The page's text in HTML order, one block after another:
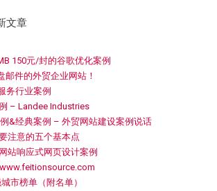
文章
150元/封的谷歌优化案例
邮件的外贸企业网站！
务行业案例
– Landee Industries
&经典案例 – 外贸网站建设案例说话
注意的五个基本点
站响应式网页设计案例
市榜单（附名单）